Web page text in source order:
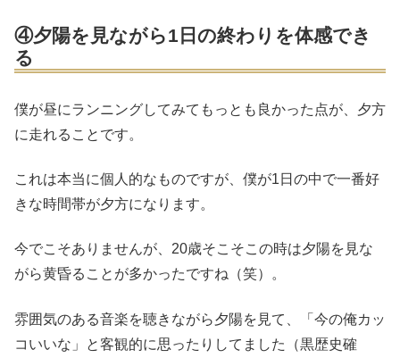
④夕陽を見ながら1日の終わりを体感でき
る
僕が昼にランニングしてみてもっとも良かった点が、夕方
に走れることです。
これは本当に個人的なものですが、僕が1日の中で一番好
きな時間帯が夕方になります。
今でこそありませんが、20歳そこそこの時は夕陽を見な
がら黄昏ることが多かったですね（笑）。
雰囲気のある音楽を聴きながら夕陽を見て、「今の俺カッ
コいいな」と客観的に思ったりしてました（黒歴史確